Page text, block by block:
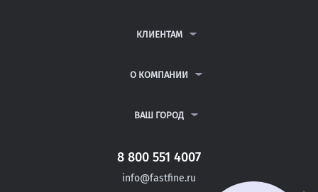
ДИПЛОМНЫЕ РАБОТЫ
РЕФЕРАТЫ
КЛИЕНТАМ
ВОПРОСЫ И ОТВЕТЫ
ПОЛИТИКА КОНФИДЕНЦИАЛЬНОСТИ
О КОМПАНИИ
КОНТАКТЫ
ВАШ ГОРОД
САНКТ-ПЕТЕРБУРГ
СЛОБОДСКОЙ
8 800 551 4007
info@fastfine.ru